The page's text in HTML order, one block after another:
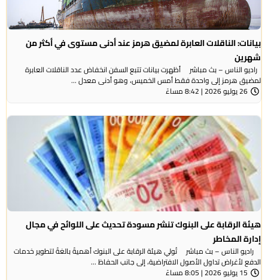
بيانات: الناقلات العابرة لمضيق هرمز عند أدنى مستوى في أكثر من
شهرين
راديو الناس – بث مباشر أظهرت بيانات تتبع السفن انخفاض عدد الناقلات العابرة
لمضيق هرمز إلى واحدة فقط أمس الخميس، وهو أدنى معدل ...
26 يوليو 2026 | 8:42 مساءً
هيئة الرقابة على البنوك تنشر مسودة تحديث على اللوائح في مجال
إدارة المخاطر
راديو الناس – بث مباشر تُولي هيئة الرقابة على البنوك أهميةً بالغةً لتطوير خدمات
الدفع لأغراض تداول الأصول الافتراضية، إلى جانب الحفاظ ...
15 يوليو 2026 | 8:05 مساءً